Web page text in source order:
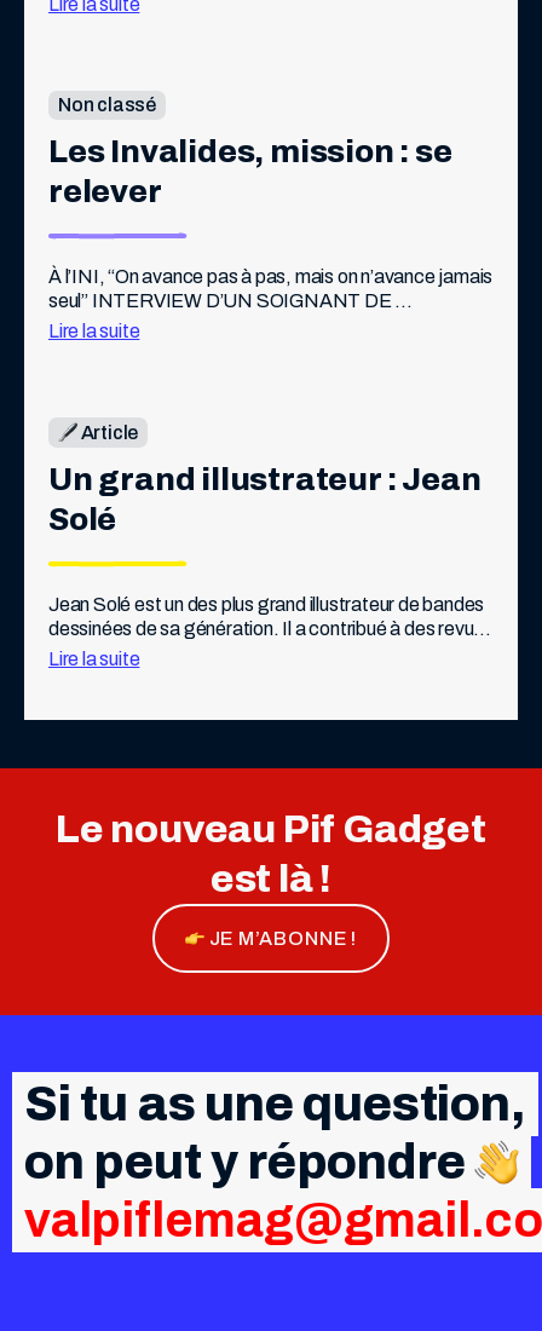
Lire la suite
Non classé
Les Invalides, mission : se
relever
À l’INI, “On avance pas à pas, mais on n’avance jamais
seul” INTERVIEW D’UN SOIGNANT DE
L’INSTITUTION NATIONALE DES INVALIDES Pif :
Lire la suite
Article
Un grand illustrateur : Jean
Solé
Jean Solé est un des plus grand illustrateur de bandes
dessinées de sa génération. Il a contribué à des revues
telles que Pilote, Fluide glacial, ou L’Écho des
Lire la suite
Le nouveau Pif Gadget
est là !
JE M’ABONNE !
Si tu as une question,
on peut y répondre